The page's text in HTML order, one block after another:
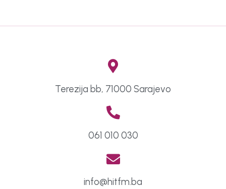
Terezija bb, 71000 Sarajevo
061 010 030
info@hitfm.ba